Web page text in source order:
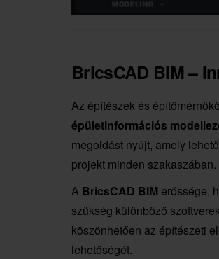
BricsCAD BIM –
Az építészek és
épületinformációs
megoldást nyújt, amely
projekt minden szakaszában.
A BricsCAD BIM erőssége,
szükség különböző
köszönhetően az építészeti
lehetőségét.